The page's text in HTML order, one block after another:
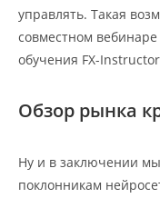
управлять. Такая
совместном
обучения FX-
Обзор рынка
Ну и в заключении
поклонникам